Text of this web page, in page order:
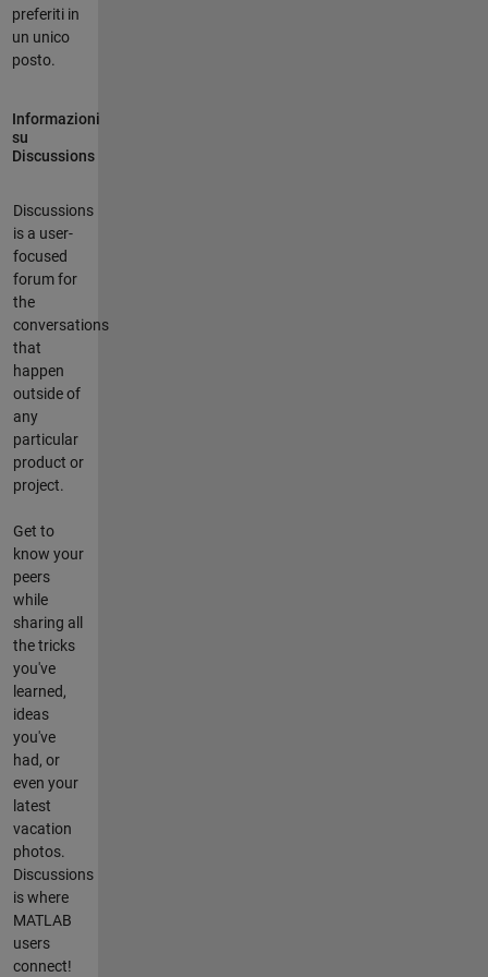
preferiti in
un unico
posto.
Informazioni
su
Discussions
Discussions
is a user-
focused
forum for
the
conversations
that
happen
outside of
any
particular
product or
project.
Get to
know your
peers
while
sharing all
the tricks
you've
learned,
ideas
you've
had, or
even your
latest
vacation
photos.
Discussions
is where
MATLAB
users
connect!